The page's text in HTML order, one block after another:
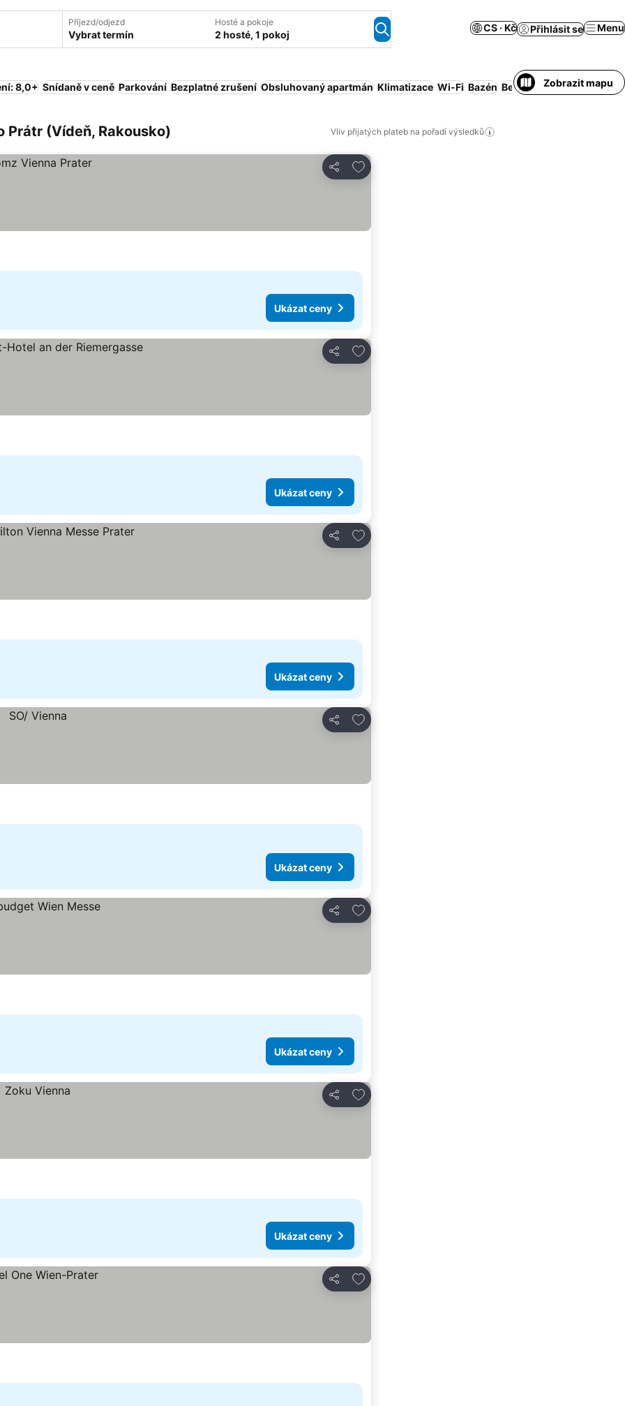
Příjezd/odjezd
Vybrat termín
Hosté a pokoje
2 hosté, 1 pokoj
CS · Kč Přihlásit se Menu
8,0+ Snídaně v ceně Parkování Bezplatné zrušení Obsluhovaný apartmán Klimatizace Wi-Fi Bazén Bez předplatby Celý
Zobrazit mapu
Prátr (Vídeň, Rakousko) Vliv přijatých plateb na pořadí výsledků
Sdílet
Přidat na seznam oblíbených hotelů
Ukázat ceny
Sdílet
Přidat na seznam oblíbených hotelů
Ukázat ceny
Sdílet
Přidat na seznam oblíbených hotelů
Ukázat ceny
Sdílet
Přidat na seznam oblíbených hotelů
Ukázat ceny
Sdílet
Přidat na seznam oblíbených hotelů
Ukázat ceny
Sdílet
Přidat na seznam oblíbených hotelů
Ukázat ceny
Sdílet
Přidat na seznam oblíbených hotelů